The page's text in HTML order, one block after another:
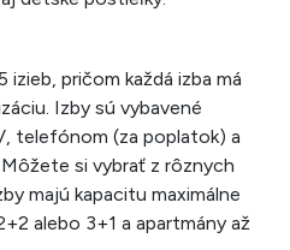
pričom každá izba má
Izby sú vybavené
telefónom (za poplatok) a
si vybrať z rôznych
majú kapacitu maximálne
alebo 3+1 a apartmány až